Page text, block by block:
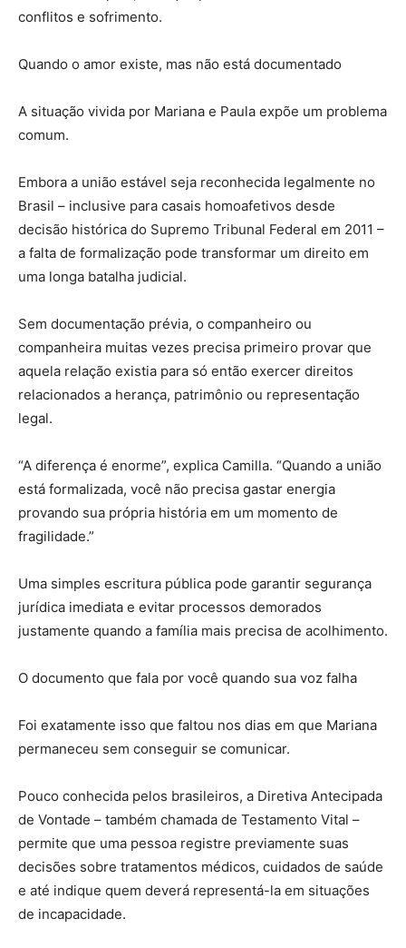
conflitos e sofrimento.
Quando o amor existe, mas não está documentado
A situação vivida por Mariana e Paula expõe um problema
comum.
Embora a união estável seja reconhecida legalmente no
Brasil – inclusive para casais homoafetivos desde
decisão histórica do Supremo Tribunal Federal em 2011 –
a falta de formalização pode transformar um direito em
uma longa batalha judicial.
Sem documentação prévia, o companheiro ou
companheira muitas vezes precisa primeiro provar que
aquela relação existia para só então exercer direitos
relacionados a herança, patrimônio ou representação
legal.
“A diferença é enorme”, explica Camilla. “Quando a união
está formalizada, você não precisa gastar energia
provando sua própria história em um momento de
fragilidade.”
Uma simples escritura pública pode garantir segurança
jurídica imediata e evitar processos demorados
justamente quando a família mais precisa de acolhimento.
O documento que fala por você quando sua voz falha
Foi exatamente isso que faltou nos dias em que Mariana
permaneceu sem conseguir se comunicar.
Pouco conhecida pelos brasileiros, a Diretiva Antecipada
de Vontade – também chamada de Testamento Vital –
permite que uma pessoa registre previamente suas
decisões sobre tratamentos médicos, cuidados de saúde
e até indique quem deverá representá-la em situações
de incapacidade.